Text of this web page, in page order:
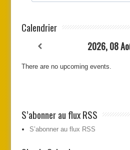
Calendrier
2026, 08
There are no upcoming events.
S’abonner au flux RSS
S’abonner au flux RSS